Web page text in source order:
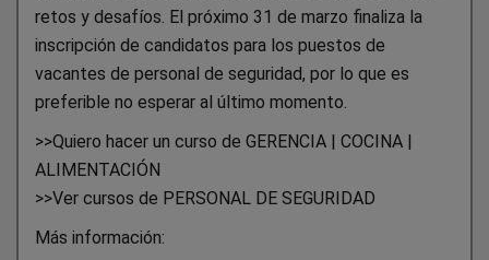
retos y desafíos. El próximo 31 de marzo finaliza la
inscripción de candidatos para los puestos de
vacantes de personal de seguridad, por lo que es
preferible no esperar al último momento.
>>Quiero hacer un curso de GERENCIA | COCINA |
ALIMENTACIÓN
>>Ver cursos de PERSONAL DE SEGURIDAD
Más información: